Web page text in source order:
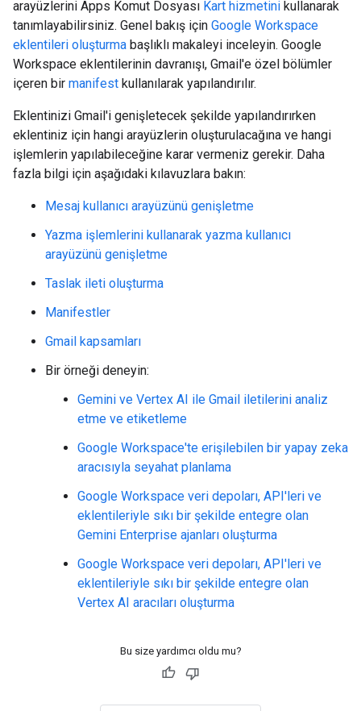
arayüzlerini Apps Komut Dosyası Kart hizmetini kullanarak
tanımlayabilirsiniz. Genel bakış için Google Workspace
eklentileri oluşturma başlıklı makaleyi inceleyin. Google
Workspace eklentilerinin davranışı, Gmail'e özel bölümler
içeren bir manifest kullanılarak yapılandırılır.
Eklentinizi Gmail'i genişletecek şekilde yapılandırırken
eklentiniz için hangi arayüzlerin oluşturulacağına ve hangi
işlemlerin yapılabileceğine karar vermeniz gerekir. Daha
fazla bilgi için aşağıdaki kılavuzlara bakın:
Mesaj kullanıcı arayüzünü genişletme
Yazma işlemlerini kullanarak yazma kullanıcı
arayüzünü genişletme
Taslak ileti oluşturma
Manifestler
Gmail kapsamları
Bir örneği deneyin:
Gemini ve Vertex AI ile Gmail iletilerini analiz
etme ve etiketleme
Google Workspace'te erişilebilen bir yapay zeka
aracısıyla seyahat planlama
Google Workspace veri depoları, API'leri ve
eklentileriyle sıkı bir şekilde entegre olan
Gemini Enterprise ajanları oluşturma
Google Workspace veri depoları, API'leri ve
eklentileriyle sıkı bir şekilde entegre olan
Vertex AI aracıları oluşturma
Bu size yardımcı oldu mu?